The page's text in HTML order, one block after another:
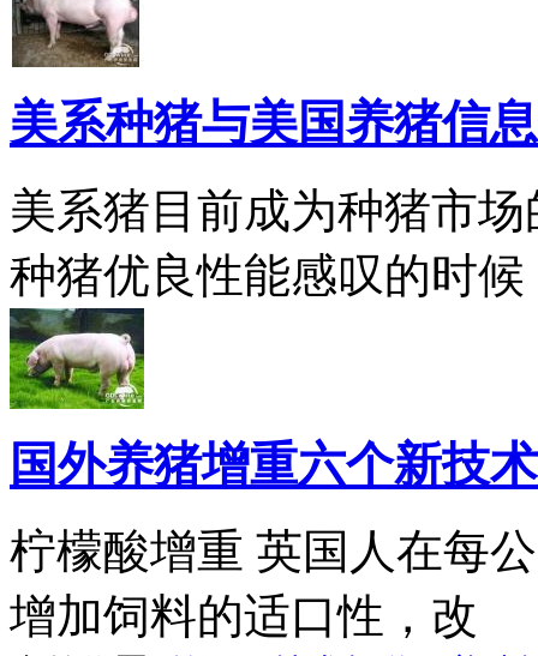
美系种猪与美国养猪信
美系猪目前成为种猪市
种猪优良性能感叹的时候
国外养猪增重六个新技
柠檬酸增重 英国人在每
增加饲料的适口性，改